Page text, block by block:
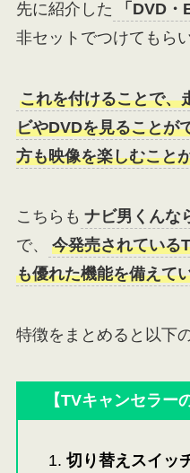
先に紹介した 「DVD
非セットでつけてもら
これを付けることで、
ビやDVDを見ることが
方も映像を楽しむこと
こちらも ナビ男くんな
で、
今発売されている
も優れた機能を備えて
特徴をまとめると以下
【TVキャンセラー
切り替えスイッ